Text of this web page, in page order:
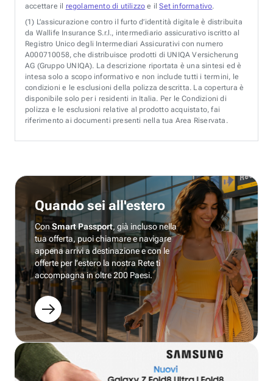
accettare il regolamento di utilizzo e ilSet informativo.
(1) L’assicurazione contro il furto d’identità digitale è distribuita
da Wallife Insurance S.r.l., intermediario assicurativo iscritto al
Registro Unico degli Intermediari Assicurativi con numero
A000710058, che distribuisce prodotti di UNIQA Versicherung
AG (Gruppo UNIQA). La descrizione riportata è una sintesi ed è
intesa solo a scopo informativo e non include tutti i termini, le
condizioni e le esclusioni della polizza descritta. La copertura è
disponibile solo per i residenti in Italia. Per le Condizioni di
polizza e le esclusioni relative al prodotto acquistato, fai
riferimento ai documenti presenti nella tua Area Riservata.
Quando sei all'estero
ConSmart Passport, già incluso nella
tua offerta, puoi chiamare e navigare
appena arrivi a destinazione e con le
offerte per l’estero la nostra Rete ti
accompagna in oltre 200 Paesi.